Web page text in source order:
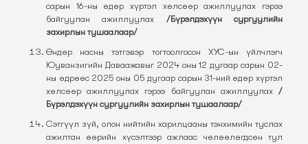
сарын 16-ны өдөр хүртэл хөлсөөр ажиллуулах гэрээ
байгуулан ажиллуулах /Бүрэлдэхүүн сургуулийн
захирлын тушаалаар/
Өндөр насны тэтгэвэр тогтоолгосон ХУС-ын үйлчлэгч
Юуванзигийн Даваажавыг 2024 оны 12 дугаар сарын 02-
ны өдрөөс 2025 оны 05 дугаар сарын 31-ний өдөр хүртэл
хөлсөөр ажиллуулах гэрээ байгуулан ажиллуулах/
Бүрэлдэхүүн сургуулийн захирлын тушаалаар/
Сэтгүүл зүй, олон нийтийн харилцааны тэнхимийн туслах
ажилтан өөрийн хүсэлтээр ажлаас чөлөөлөгдсөн тул